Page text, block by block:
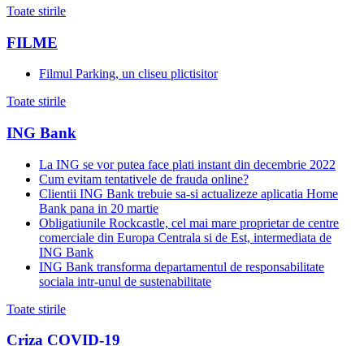
Toate stirile
FILME
Filmul Parking, un cliseu plictisitor
Toate stirile
ING Bank
La ING se vor putea face plati instant din decembrie 2022
Cum evitam tentativele de frauda online?
Clientii ING Bank trebuie sa-si actualizeze aplicatia Home
Bank pana in 20 martie
Obligatiunile Rockcastle, cel mai mare proprietar de centre
comerciale din Europa Centrala si de Est, intermediata de
ING Bank
ING Bank transforma departamentul de responsabilitate
sociala intr-unul de sustenabilitate
Toate stirile
Criza COVID-19